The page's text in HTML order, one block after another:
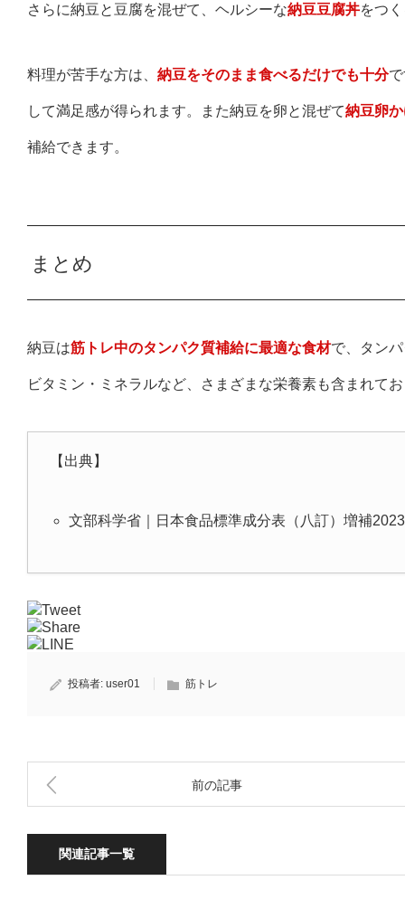
さらに納豆と豆腐を混ぜて、ヘルシーな納豆豆腐丼をつ
料理が苦手な方は、 納豆をそのまま食べるだけでも十分
して満足感が得られます。また納豆を卵と混ぜて納豆卵
補給できます。
まとめ
納豆は筋トレ中のタンパク質補給に最適な食材で、タン
ビタミン・ミネラルなど、さまざまな栄養素も含まれて
【出典】
文部科学省｜日本食品標準成分表（八訂）増補
Tweet
Share
LINE
投稿者: user01 筋トレ
前の記事
関連記事一覧